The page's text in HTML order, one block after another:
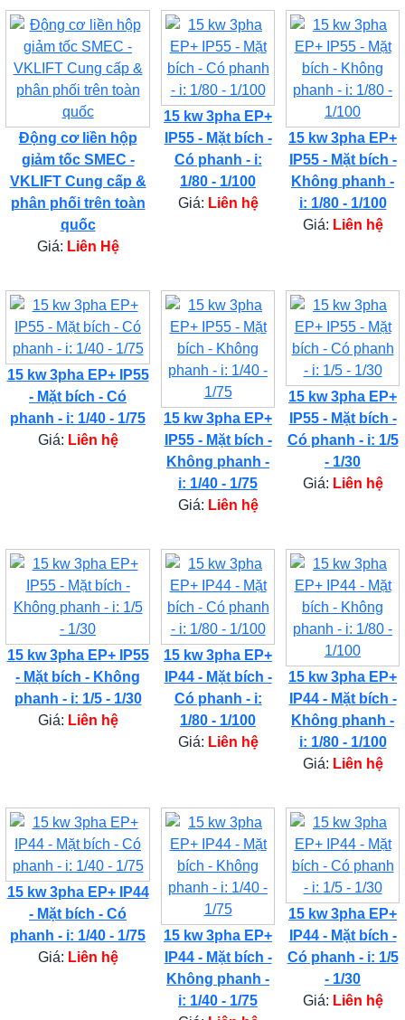
Động cơ liền hộp
giảm tốc SMEC -
VKLIFT Cung cấp &
phân phối trên toàn
quốc
Giá: Liên Hệ
15 kw 3pha EP+
IP55 - Mặt bích -
Có phanh - i:
1/80 - 1/100
Giá: Liên hệ
15 kw 3pha EP+
IP55 - Mặt bích -
Không phanh -
i: 1/80 - 1/100
Giá: Liên hệ
15 kw 3pha EP+ IP55
- Mặt bích - Có
phanh - i: 1/40 - 1/75
Giá: Liên hệ
15 kw 3pha EP+
IP55 - Mặt bích -
Không phanh -
i: 1/40 - 1/75
Giá: Liên hệ
15 kw 3pha EP+
IP55 - Mặt bích -
Có phanh - i: 1/5
- 1/30
Giá: Liên hệ
15 kw 3pha EP+ IP55
- Mặt bích - Không
phanh - i: 1/5 - 1/30
Giá: Liên hệ
15 kw 3pha EP+
IP44 - Mặt bích -
Có phanh - i:
1/80 - 1/100
Giá: Liên hệ
15 kw 3pha EP+
IP44 - Mặt bích -
Không phanh -
i: 1/80 - 1/100
Giá: Liên hệ
15 kw 3pha EP+ IP44
- Mặt bích - Có
phanh - i: 1/40 - 1/75
Giá: Liên hệ
15 kw 3pha EP+
IP44 - Mặt bích -
Không phanh -
i: 1/40 - 1/75
15 kw 3pha EP+
IP44 - Mặt bích -
Có phanh - i: 1/5
- 1/30
Giá: Liên hệ